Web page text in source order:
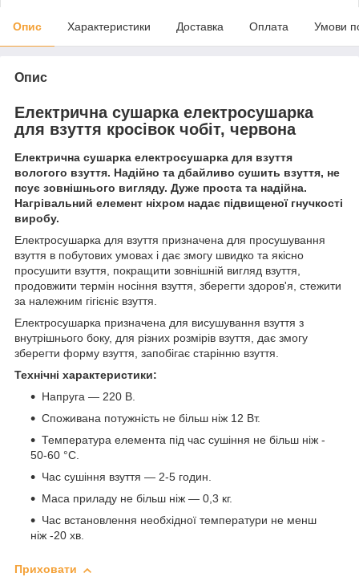
Опис Характеристики Доставка Оплата Умови
Опис
Електрична сушарка електросушарка
для взуття кросівок чобіт, червона
Електрична сушарка електросушарка для взуття
вологого взуття. Надійно та дбайливо сушить взуття, не
псує зовнішнього вигляду. Дуже проста та надійна.
Нагрівальний елемент ніхром надає підвищеної гнучкості
виробу.
Електросушарка для взуття призначена для просушування
взуття в побутових умовах і дає змогу швидко та якісно
просушити взуття, покращити зовнішній вигляд взуття,
продовжити термін носіння взуття, зберегти здоров'я, стежити
за належним гігієніє взуття.
Електросушарка призначена для висушування взуття з
внутрішнього боку, для різних розмірів взуття, дає змогу
зберегти форму взуття, запобігає старінню взуття.
Технічні характеристики:
Напруга — 220 В.
Споживана потужність не більш ніж 12 Вт.
Температура елемента під час сушіння не більш ніж -
50-60 °C.
Час сушіння взуття — 2-5 годин.
Маса приладу не більш ніж — 0,3 кг.
Час встановлення необхідної температури не менш
ніж -20 хв.
Приховати